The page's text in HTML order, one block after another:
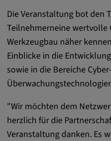
Die Veranstaltung bot den
Teilnehmerneine wertvolle
Werkzeugbau näher
Einblicke in die
sowie in die Bereiche
"Wir möchten dem
herzlich für die
Veranstaltung danken. Es
Medien"
Statistik
Statistik Cookies
Informationen über
Diese
Verhalten unserer
Webseite besser